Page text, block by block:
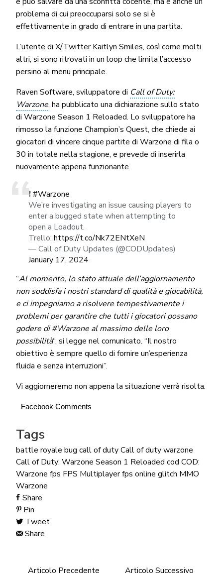
problema di cui preoccuparsi solo se si è
effettivamente in grado di entrare in una partita.
L’utente di X/Twitter Kaitlyn Smiles, così come molti
altri, si sono ritrovati in un loop che limita l’accesso
persino al menu principale.
Raven Software, sviluppatore di Call of Duty:
Warzone, ha pubblicato una dichiarazione sullo stato
di Warzone Season 1 Reloaded. Lo sviluppatore ha
rimosso la funzione Champion’s Quest, che chiede ai
giocatori di vincere cinque partite di Warzone di fila o
30 in totale nella stagione, e prevede di inserirla
nuovamente appena funzionante.
❗️#Warzone
We’re investigating an issue causing players to
enter a bugged state when attempting to
open a Loadout.
Trello: https://t.co/Nk72ENtXeN
— Call of Duty Updates (@CODUpdates)
January 17, 2024
“Al momento, lo stato attuale dell’aggiornamento
non soddisfa i nostri standard di qualità e giocabilità,
e ci impegniamo a risolvere tempestivamente i
problemi per garantire che tutti i giocatori possano
godere di #Warzone al massimo delle loro
possibilità“, si legge nel comunicato. “Il nostro
obiettivo è sempre quello di fornire un’esperienza
fluida e senza interruzioni”.
Vi aggiorneremo non appena la situazione verrà risolta.
Facebook Comments
Tags
battle royale bug call of dutyCall of duty warzone
Call of Duty: Warzone Season 1 Reloaded cod COD:
Warzone fps FPS Multiplayerfps online glitch MMO
Warzone
Share
Pin
Tweet
Share
Articolo Precedente
Articolo Successivo